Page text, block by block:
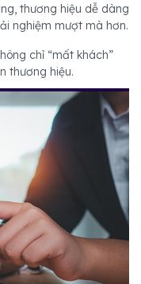
thương hiệu dễ dàng
nghiệm mượt mà hơn.
chỉ “mất khách”
thương hiệu.